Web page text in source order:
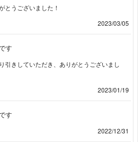
とうございました！
2023/03/05
す
引きしていただき、ありがとうございまし
2023/01/19
す
2022/12/31